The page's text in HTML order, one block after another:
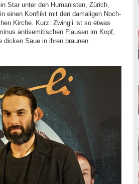
Star unter den Humanisten, Zürich,
einen Konflikt mit den damaligen Noch-
Kirche. Kurz: Zwingli ist so etwas
antisemitischen Flausen im Kopf,
dicken Säue in ihren braunen